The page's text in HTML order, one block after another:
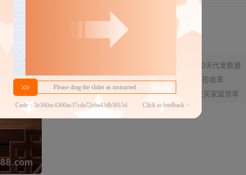
密文代发
3.59
近30天代发数量
48h揽收率
60.00% 24h揽收率
代发品质达标率 100.00% 代发买家留货率